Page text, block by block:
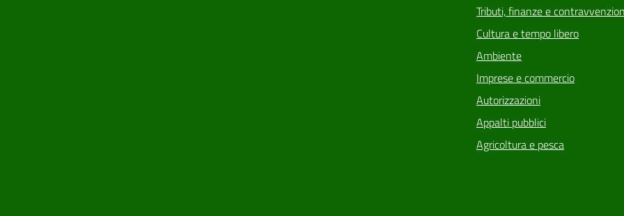
Tributi, finanze e
Cultura e tempo libero
Ambiente
Imprese e commercio
Autorizzazioni
Appalti pubblici
Agricoltura e pesca